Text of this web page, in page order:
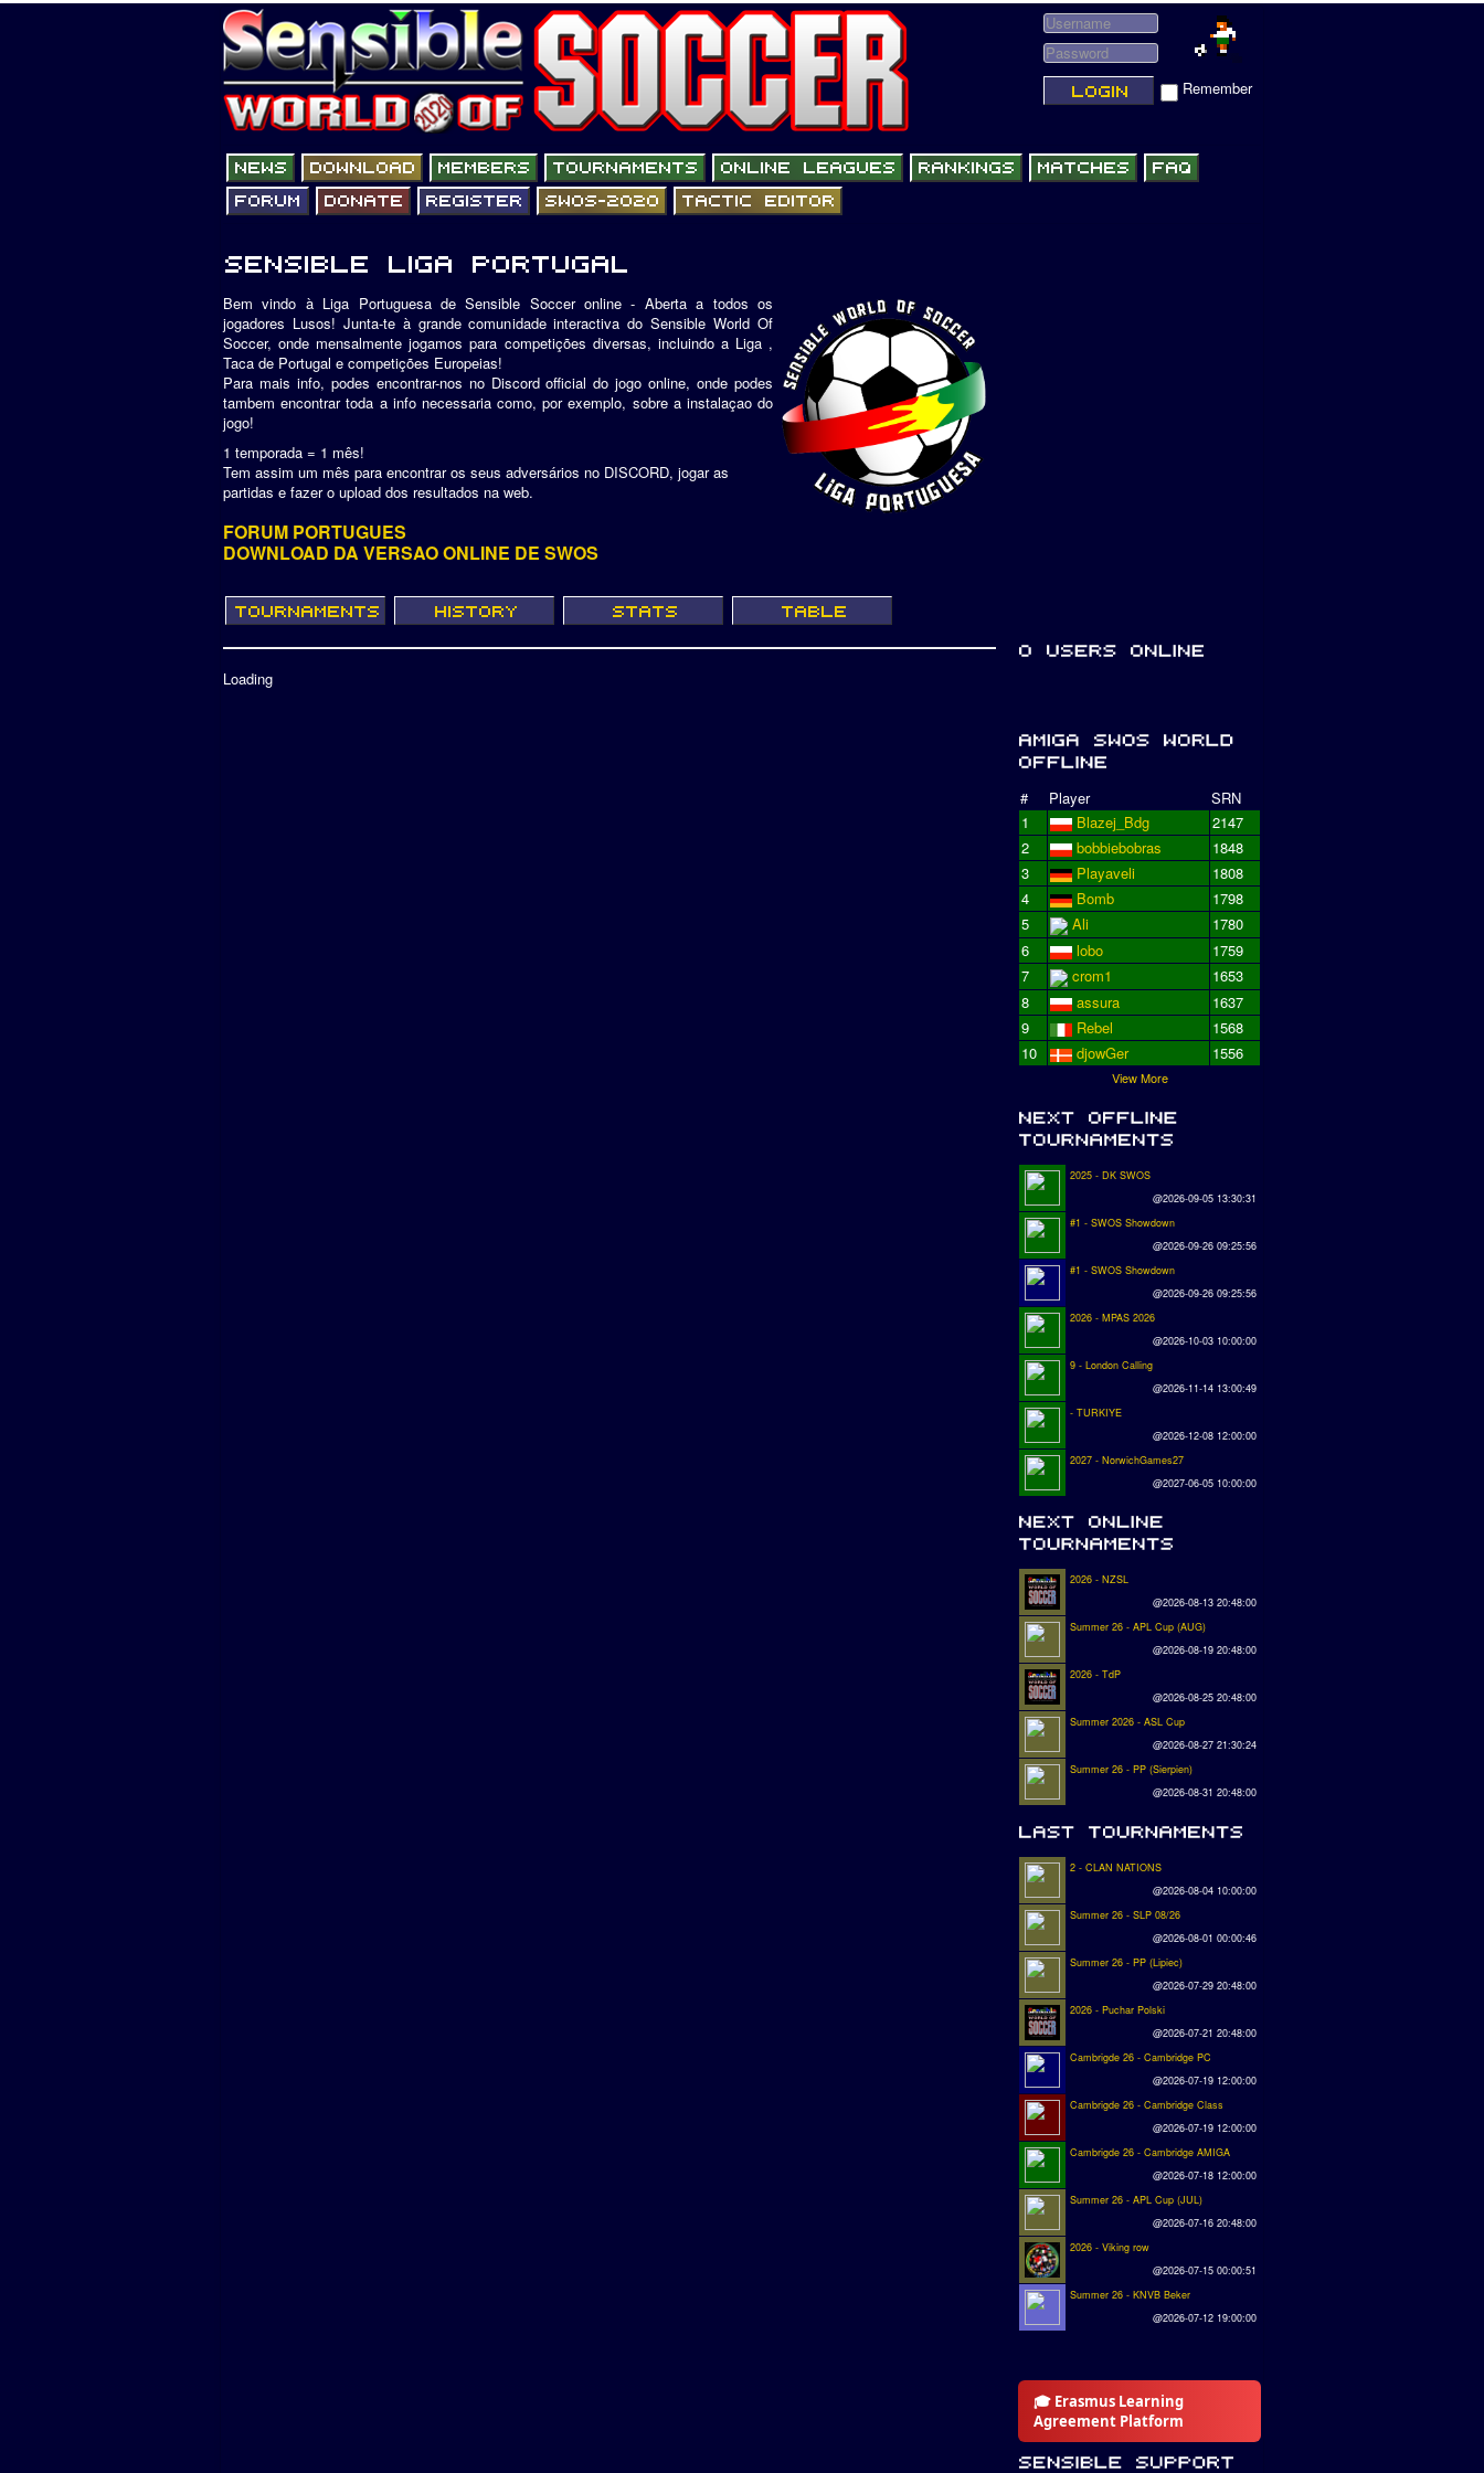
Remember
Bem vindo à Liga Portuguesa de Sensible Soccer online - Aberta a todos os
jogadores Lusos! Junta-te à grande comunidade interactiva do Sensible World Of
Soccer, onde mensalmente jogamos para competições diversas, incluindo a Liga ,
Taca de Portugal e competições Europeias!
Para mais info, podes encontrar-nos no Discord official do jogo online, onde podes
tambem encontrar toda a info necessaria como, por exemplo, sobre a instalaçao do
jogo!
1 temporada = 1 mês!
Tem assim um mês para encontrar os seus adversários no DISCORD, jogar as
partidas e fazer o upload dos resultados na web.
FORUM PORTUGUES
DOWNLOAD DA VERSAO ONLINE DE SWOS
Loading
# Player
SRN
1
Blazej_Bdg
2147
2
bobbiebobras
1848
3
Playaveli
1808
4
Bomb
1798
5
Ali
1780
6
lobo
1759
7
crom1
1653
8
assura
1637
9
Rebel
1568
10
djowGer 1556
View More
2025 - DK SWOS
@2026-09-05 13:30:31
#1 - SWOS Showdown
@2026-09-26 09:25:56
#1 - SWOS Showdown
@2026-09-26 09:25:56
2026 - MPAS 2026
@2026-10-03 10:00:00
9 - London Calling
@2026-11-14 13:00:49
- TURKIYE
@2026-12-08 12:00:00
2027 - NorwichGames27
@2027-06-05 10:00:00
2026 - NZSL
@2026-08-13 20:48:00
Summer 26 - APL Cup (AUG)
@2026-08-19 20:48:00
2026 - TdP
@2026-08-25 20:48:00
Summer 2026 - ASL Cup
@2026-08-27 21:30:24
Summer 26 - PP (Sierpien)
@2026-08-31 20:48:00
2 - CLAN NATIONS
@2026-08-04 10:00:00
Summer 26 - SLP 08/26
@2026-08-01 00:00:46
Summer 26 - PP (Lipiec)
@2026-07-29 20:48:00
2026 - Puchar Polski
@2026-07-21 20:48:00
Cambrigde 26 - Cambridge PC
@2026-07-19 12:00:00
Cambrigde 26 - Cambridge Class
@2026-07-19 12:00:00
Cambrigde 26 - Cambridge AMIGA
@2026-07-18 12:00:00
Summer 26 - APL Cup (JUL)
@2026-07-16 20:48:00
2026 - Viking row
@2026-07-15 00:00:51
Summer 26 - KNVB Beker
@2026-07-12 19:00:00
🎓 Erasmus Learning
Agreement Platform